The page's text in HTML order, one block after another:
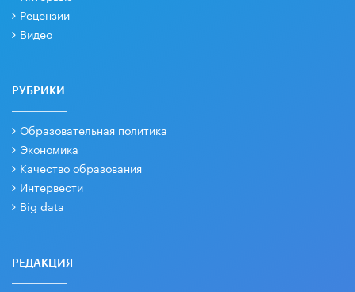
Рецензии
Видео
РУБРИКИ
Образовательная политика
Экономика
Качество образования
Интервести
Big data
РЕДАКЦИЯ